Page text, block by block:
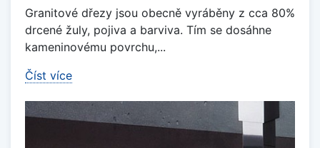
Granitové dřezy jsou obecně vyráběny z cca 80%
drcené žuly, pojiva a barviva. Tím se dosáhne
kameninovému povrchu,...
Číst více